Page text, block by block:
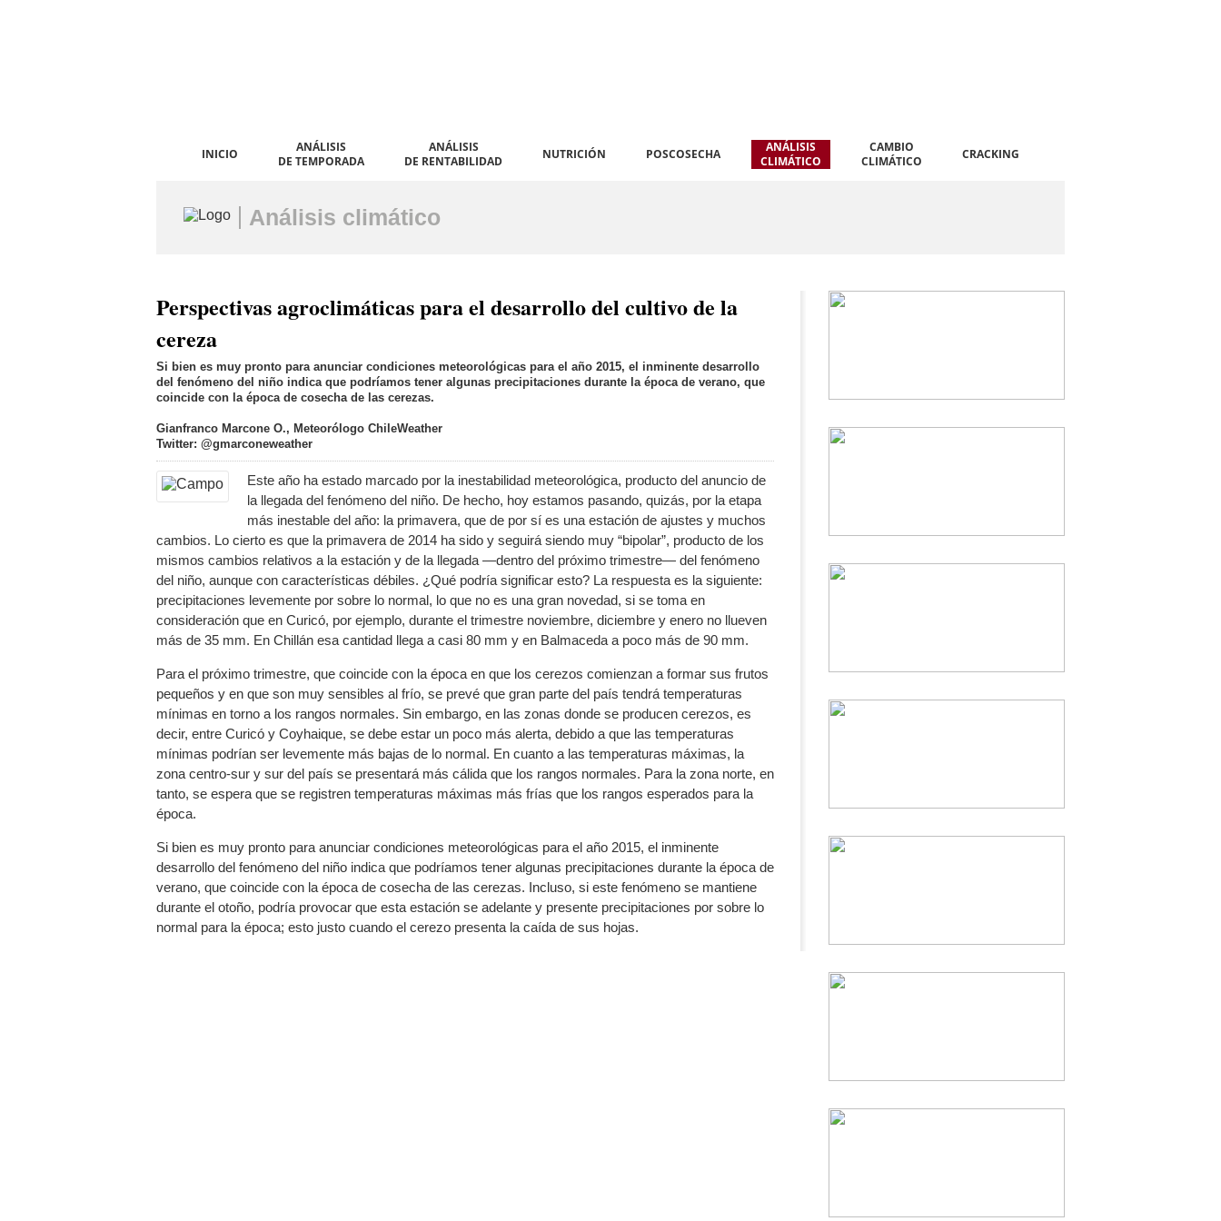
INICIO
ANÁLISIS
DE TEMPORADA
ANÁLISIS
DE RENTABILIDAD
NUTRICIÓN POSCOSECHA
ANÁLISIS
CLIMÁTICO
CAMBIO
CLIMÁTICO
CRACKING
Análisis climático
Perspectivas agroclimáticas para el desarrollo del cultivo de la
cereza
Si bien es muy pronto para anunciar condiciones meteorológicas para el año 2015, el inminente desarrollo
del fenómeno del niño indica que podríamos tener algunas precipitaciones durante la época de verano, que
coincide con la época de cosecha de las cerezas.
Gianfranco Marcone O., Meteorólogo ChileWeather
Twitter: @gmarconeweather
Este año ha estado marcado por la inestabilidad meteorológica, producto del anuncio de
la llegada del fenómeno del niño. De hecho, hoy estamos pasando, quizás, por la etapa
más inestable del año: la primavera, que de por sí es una estación de ajustes y muchos
cambios. Lo cierto es que la primavera de 2014 ha sido y seguirá siendo muy “bipolar”, producto de los
mismos cambios relativos a la estación y de la llegada —dentro del próximo trimestre— del fenómeno
del niño, aunque con características débiles. ¿Qué podría significar esto? La respuesta es la siguiente:
precipitaciones levemente por sobre lo normal, lo que no es una gran novedad, si se toma en
consideración que en Curicó, por ejemplo, durante el trimestre noviembre, diciembre y enero no llueven
más de 35 mm. En Chillán esa cantidad llega a casi 80 mm y en Balmaceda a poco más de 90 mm.
Para el próximo trimestre, que coincide con la época en que los cerezos comienzan a formar sus frutos
pequeños y en que son muy sensibles al frío, se prevé que gran parte del país tendrá temperaturas
mínimas en torno a los rangos normales. Sin embargo, en las zonas donde se producen cerezos, es
decir, entre Curicó y Coyhaique, se debe estar un poco más alerta, debido a que las temperaturas
mínimas podrían ser levemente más bajas de lo normal. En cuanto a las temperaturas máximas, la
zona centro-sur y sur del país se presentará más cálida que los rangos normales. Para la zona norte, en
tanto, se espera que se registren temperaturas máximas más frías que los rangos esperados para la
época.
Si bien es muy pronto para anunciar condiciones meteorológicas para el año 2015, el inminente
desarrollo del fenómeno del niño indica que podríamos tener algunas precipitaciones durante la época de
verano, que coincide con la época de cosecha de las cerezas. Incluso, si este fenómeno se mantiene
durante el otoño, podría provocar que esta estación se adelante y presente precipitaciones por sobre lo
normal para la época; esto justo cuando el cerezo presenta la caída de sus hojas.